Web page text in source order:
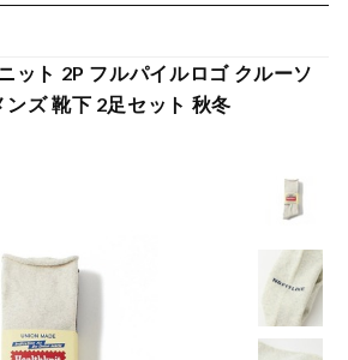
ト 2P フルパイルロゴ クルーソ
ズ 靴下 2足セット 秋冬